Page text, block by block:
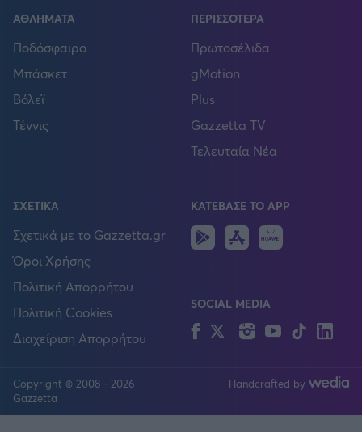
ΑΘΛΗΜΑΤΑ
Ποδόσφαιρο
Μπάσκετ
Βόλεϊ
Τέννις
ΠΕΡΙΣΣΟΤΕΡΑ
Πρωτοσέλιδα
gMotion
Plus
Gazzetta TV
Τελευταία Νέα
ΣΧΕΤΙΚΑ
Σχετικά με το Gazzetta.gr
Όροι Χρήσης
Πολιτική Απορρήτου
Πολιτική Cookies
Διαχείριση Απορρήτου
ΚΑΤΕΒΑΣΕ ΤΟ APP
Android
IOS
SOCIAL MEDIA
FacebookTwitterInstagram
YouTubeTikTok
Copyright © 2008 - 2026
Gazzetta
Handcrafted by